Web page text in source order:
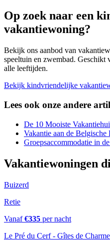
Op zoek naar een
vakantiewoning?
Bekijk ons aanbod van
speeltuin en zwembad. Geschikt
alle leeftijden.
Bekijk kindvriendelijke
Lees ook onze andere
De 10 Mooiste
Vakantie aan de
Groepsaccommodatie in
Vakantiewoningen
Buizerd
Retie
Vanaf €335 per nacht
Le Pré du Cerf - Gîtes de Charme